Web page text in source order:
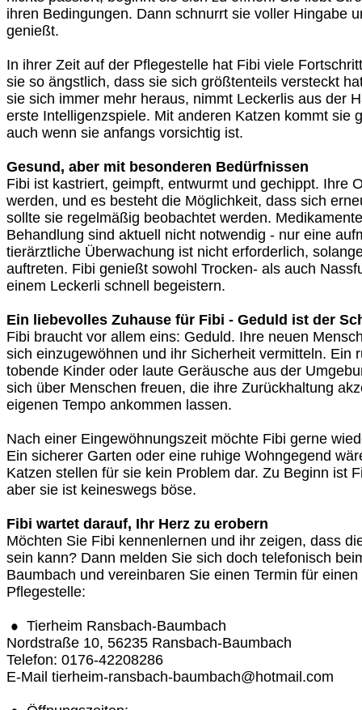
ihren Bedingungen. Dann schnurrt sie voller Hingabe
genießt.
In ihrer Zeit auf der Pflegestelle hat Fibi viele
sie so ängstlich, dass sie sich größtenteils versteckt
sie sich immer mehr heraus, nimmt Leckerlis aus der
erste Intelligenzspiele. Mit anderen Katzen kommt sie
auch wenn sie anfangs vorsichtig ist.
Gesund, aber mit besonderen Bedürfnissen
Fibi ist kastriert, geimpft, entwurmt und gechippt. Ihre
werden, und es besteht die Möglichkeit, dass sich
sollte sie regelmäßig beobachtet werden.
Behandlung sind aktuell nicht notwendig - nur eine
tierärztliche Überwachung ist nicht erforderlich,
auftreten. Fibi genießt sowohl Trocken- als auch
einem Leckerli schnell begeistern.
Ein liebevolles Zuhause für Fibi - Geduld ist der
Fibi braucht vor allem eins: Geduld. Ihre neuen
sich einzugewöhnen und ihr Sicherheit vermitteln. Ein
tobende Kinder oder laute Geräusche aus der
sich über Menschen freuen, die ihre Zurückhaltung
eigenen Tempo ankommen lassen.
Nach einer Eingewöhnungszeit möchte Fibi gerne
Ein sicherer Garten oder eine ruhige Wohngegend
Katzen stellen für sie kein Problem dar. Zu Beginn ist
aber sie ist keineswegs böse.
Fibi wartet darauf, Ihr Herz zu erobern
Möchten Sie Fibi kennenlernen und ihr zeigen, dass
sein kann? Dann melden Sie sich doch telefonisch
Baumbach und vereinbaren Sie einen Termin für
Pflegestelle:
Tierheim Ransbach-Baumbach
Nordstraße 10, 56235 Ransbach-Baumbach
Telefon: 0176-42208286
E-Mail tierheim-ransbach-baumbach@hotmail.com